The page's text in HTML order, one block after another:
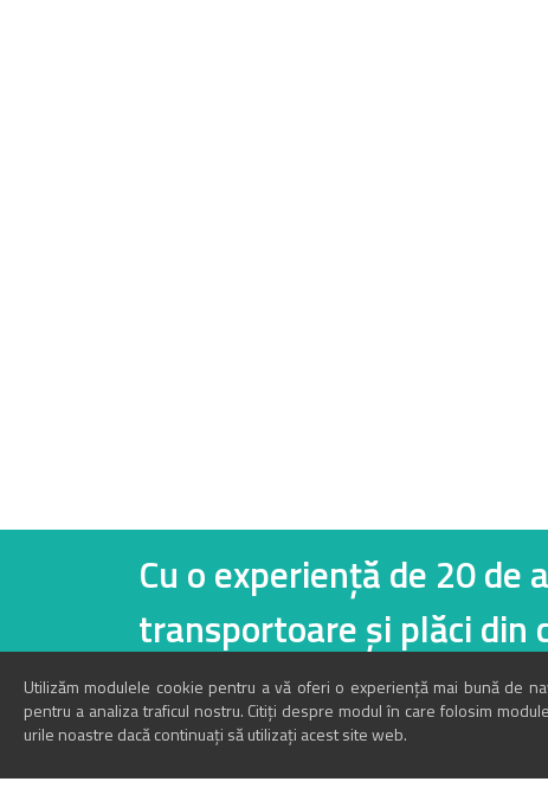
Cu o experiență de 20 de
transportoare și
Utilizăm modulele cookie pentru a vă oferi o experiență mai bună de
pentru a analiza traficul nostru. Citiți despre modul în care folosim
urile noastre dacă continuați să utilizați acest site web.